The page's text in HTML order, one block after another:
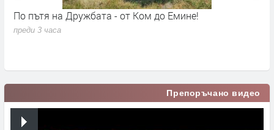
По пътя на Дружбата - от Ком до Емине!
преди 3 часа
Препоръчано видео